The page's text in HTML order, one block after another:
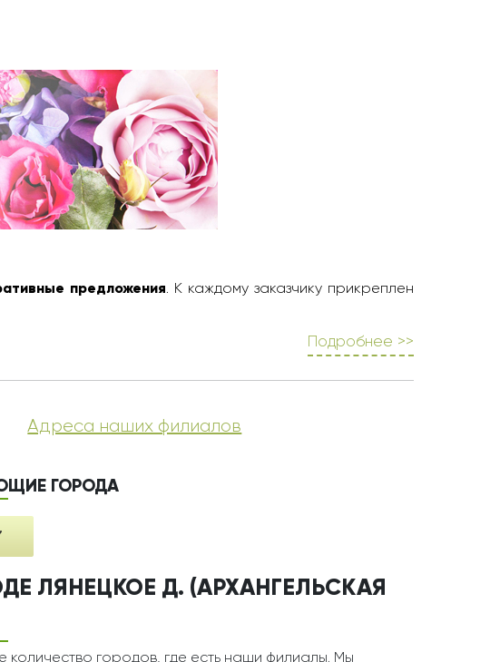
предложения. К каждому заказчику прикреплен
Подробнее >>
Адреса наших филиалов
ГОРОДА
ЛЯНЕЦКОЕ Д. (АРХАНГЕЛЬСКАЯ
количество городов, где есть наши филиалы. Мы